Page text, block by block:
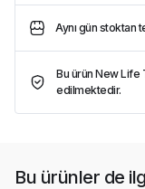
Aynı gün stoktan
Bu ürün New Life
edilmektedir.
Bu ürünler de